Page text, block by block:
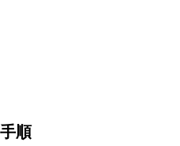
手順